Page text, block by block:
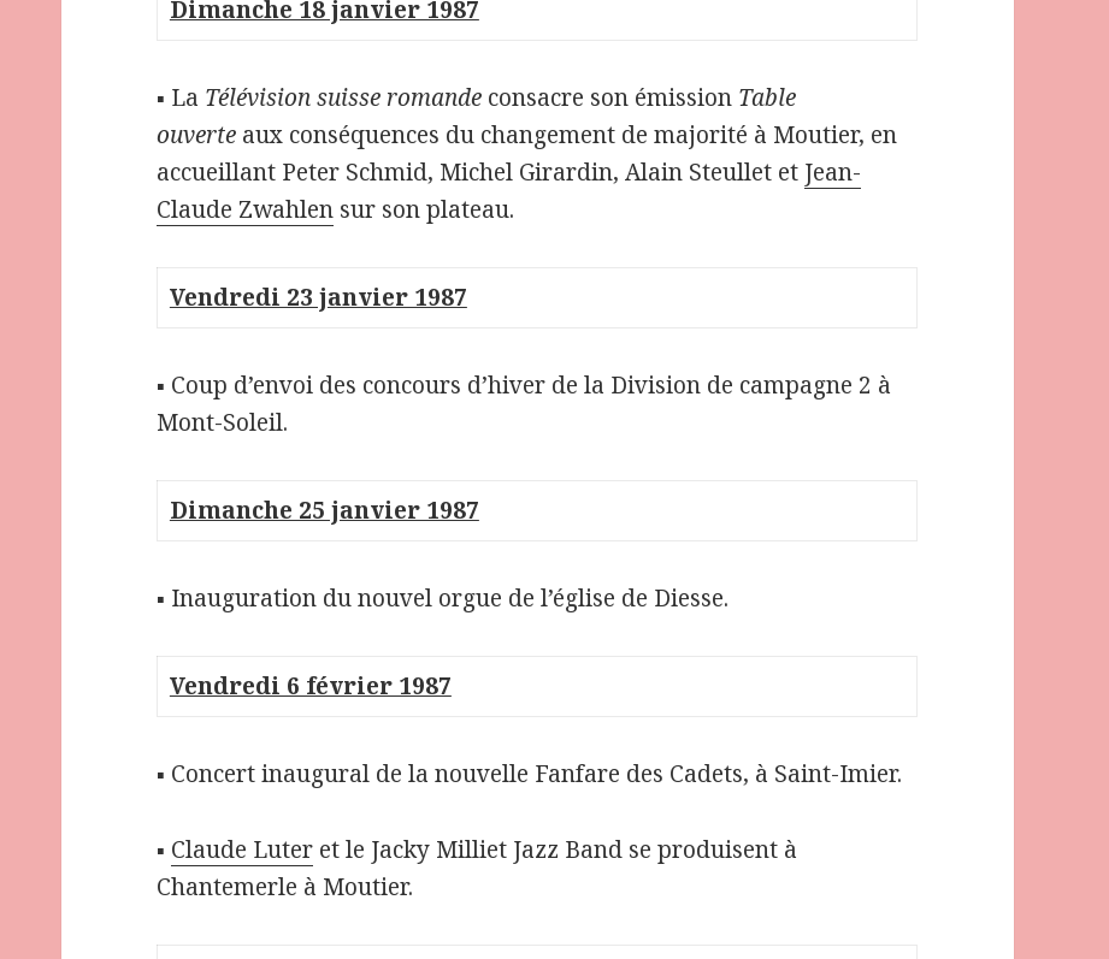
Dimanche 18 janvier 1987
▪ La Télévision suisse romande consacre son émission Table
ouverte aux conséquences du changement de majorité à Moutier, en
accueillant Peter Schmid, Michel Girardin, Alain Steullet et Jean-
Claude Zwahlen sur son plateau.
Vendredi 23 janvier 1987
▪ Coup d’envoi des concours d’hiver de la Division de campagne 2 à
Mont-Soleil.
Dimanche 25 janvier 1987
▪ Inauguration du nouvel orgue de l’église de Diesse.
Vendredi 6 février 1987
▪ Concert inaugural de la nouvelle Fanfare des Cadets, à Saint-Imier.
▪ Claude Luter et le Jacky Milliet Jazz Band se produisent à
Chantemerle à Moutier.